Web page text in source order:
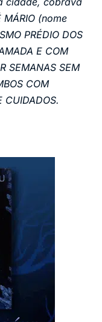
(nome
PRÉDIO DOS
E COM
SEMANAS SEM
COM
CUIDADOS.